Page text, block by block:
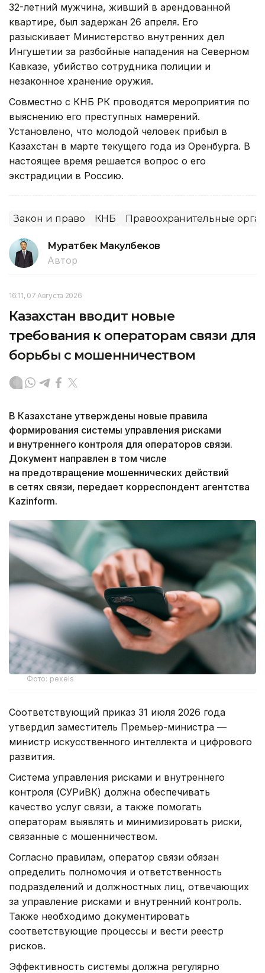
32-летний мужчина, живший в арендованной
квартире, был задержан 26 апреля. Его
разыскивает Министерство внутренних дел
Ингушетии за разбойные нападения на Северном
Кавказе, убийство сотрудника полиции и
незаконное хранение оружия.
Совместно с КНБ РК проводятся мероприятия по
выяснению его преступных намерений.
Установлено, что молодой человек прибыл в
Казахстан в марте текущего года из Оренбурга. В
настоящее время решается вопрос о его
экстрадиции в Россию.
Закон и право КНБ Правоохранительные
Муратбек Макулбеков
Автор
16:11, 07 Августа 2026
Казахстан вводит новые
требования к операторам связи для
борьбы с мошенничеством
В Казахстане утверждены новые правила
формирования системы управления рисками
и внутреннего контроля для операторов связи.
Документ направлен в том числе
на предотвращение мошеннических действий
в сетях связи, передает корреспондент агентства
Kazinform.
Фото: pexels
Соответствующий приказ 31 июля 2026 года
утвердил заместитель Премьер-министра —
министр искусственного интеллекта и цифрового
развития.
Система управления рисками и внутреннего
контроля (СУРиВК) должна обеспечивать
качество услуг связи, а также помогать
операторам выявлять и минимизировать риски,
связанные с мошенничеством.
Согласно правилам, оператор связи обязан
определить полномочия и ответственность
подразделений и должностных лиц, отвечающих
за управление рисками и внутренний контроль.
Также необходимо документировать
соответствующие процессы и вести реестр
рисков.
Эффективность системы должна регулярно